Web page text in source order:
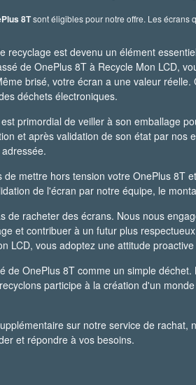
8Tsont éligibles pour notre offre. Les écrans
recyclage est devenu un élément
de OnePlus 8T à Recycle Mon LCD,
brisé, votre écran a une valeur
déchets électroniques.
primordial de veiller à son emballage
et après validation de son état par nos
mettre hors tension votre OnePlus 8T
de l'écran par notre équipe, le
de racheter des écrans. Nous nous
et contribuer à un futur plus
LCD, vous adoptez une attitude
de OnePlus 8T comme un simple déchet.
participe à la création d'un
sur notre service de rachat,
et répondre à vos besoins.